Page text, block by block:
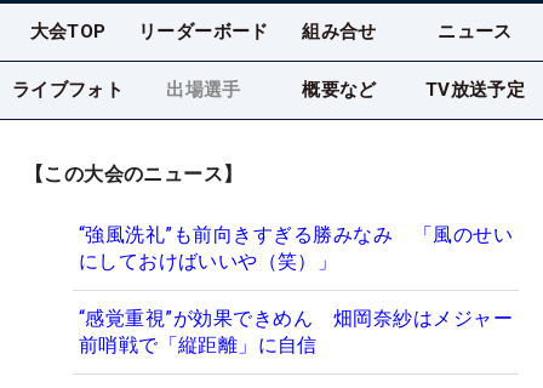
大会TOP リーダーボード 組み合せ ニュース
ライブフォト 出場選手 概要など TV放送予定
【この大会のニュース】
“強風洗礼”も前向きすぎる勝みなみ 「風のせい
にしておけばいいや（笑）」
“感覚重視”が効果できめん 畑岡奈紗はメジャー
前哨戦で「縦距離」に自信